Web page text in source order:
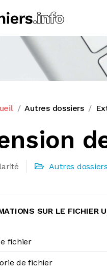
Autres dossiers
Autres dossiers
SUR LE FICHIER
fichier
de fichier